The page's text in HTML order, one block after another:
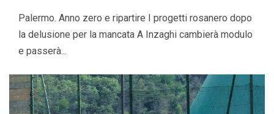
Palermo. Anno zero e ripartire I progetti rosanero dopo
la delusione per la mancata A Inzaghi cambierà modulo
e passerà...